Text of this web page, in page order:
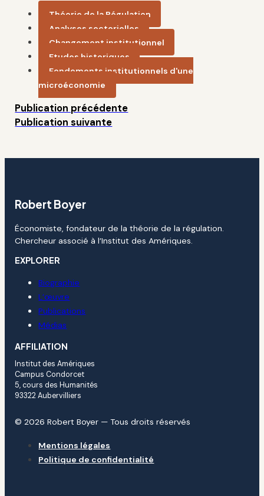
Théorie de la Régulation
Analyses sectorielles
Changement institutionnel
Etudes historiques
Fondements institutionnels d'une
microéconomie
Publication précédente
Publication suivante
Robert Boyer
Économiste, fondateur de la théorie de la régulation.
Chercheur associé à l’Institut des Amériques.
EXPLORER
Biographie
L’œuvre
Publications
Médias
AFFILIATION
Institut des Amériques
Campus Condorcet
5, cours des Humanités
93322 Aubervilliers
© 2026 Robert Boyer — Tous droits réservés
Mentions légales
Politique de confidentialité